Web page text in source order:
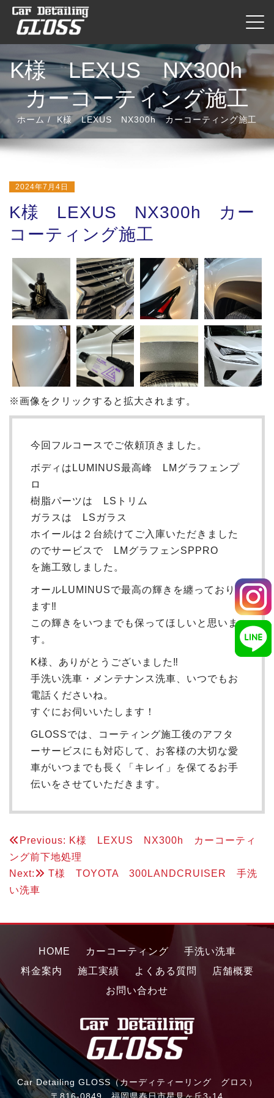
ス
キ
ッ
ナビ
K様 LEXUS NX300h
カーコーティング施工
ホーム K様 LEXUS NX300h カーコーティング施工
2024年7月4日
K様 LEXUS NX300h カー
コーティング施工
※画像をクリックすると拡大されます。
今回フルコースでご依頼頂きました。
ボディはLUMINUS最高峰 LMグラフェンプ
ロ
樹脂パーツは LSトリム
ガラスは LSガラス
ホイールは２台続けてご入庫いただきました
のでサービスで LMグラフェンSPPRO
を施工致しました。
オールLUMINUSで最高の輝きを纏っており
ます‼
この輝きをいつまでも保ってほしいと思いま
す。
K様、ありがとうございました‼
手洗い洗車・メンテナンス洗車、いつでもお
電話くださいね。
すぐにお伺いいたします！
GLOSSでは、コーティング施工後のアフタ
ーサービスにも対応して、お客様の大切な愛
車がいつまでも長く「キレイ」を保てるお手
伝いをさせていただきます。
投
稿
ナ
ゲ
シ
ョ
ン
Previous: K様 LEXUS NX300h カーコーティ
ング前下地処理
Next:
T様 TOYOTA 300LANDCRUISER 手洗
い洗車
HOME カーコーティング
手洗い洗車
料金案内
施工実績 よくある質問
店舗概要
お問い合わせ
Car Detailing GLOSS（カーディティーリング グロス）